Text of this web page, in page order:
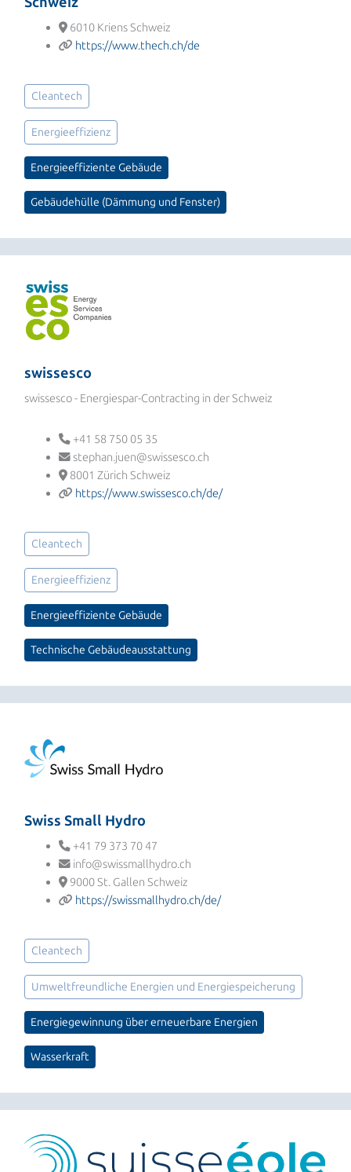
6010 Kriens Schweiz
https://www.thech.ch/de
Cleantech
Energieeffizienz
Energieeffiziente Gebäude
Gebäudehülle (Dämmung und Fenster)
swissesco
swissesco - Energiespar-Contracting in der Schweiz
+41 58 750 05 35
stephan.juen@swissesco.ch
8001 Zürich Schweiz
https://www.swissesco.ch/de/
Cleantech
Energieeffizienz
Energieeffiziente Gebäude
Technische Gebäudeausstattung
Swiss Small Hydro
+41 79 373 70 47
info@swissmallhydro.ch
9000 St. Gallen Schweiz
https://swissmallhydro.ch/de/
Cleantech
Umweltfreundliche Energien und Energiespeicherung
Energiegewinnung über erneuerbare Energien
Wasserkraft